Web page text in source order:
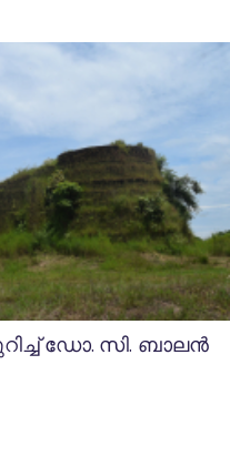
ഡോ. സി. ബാലന്‍